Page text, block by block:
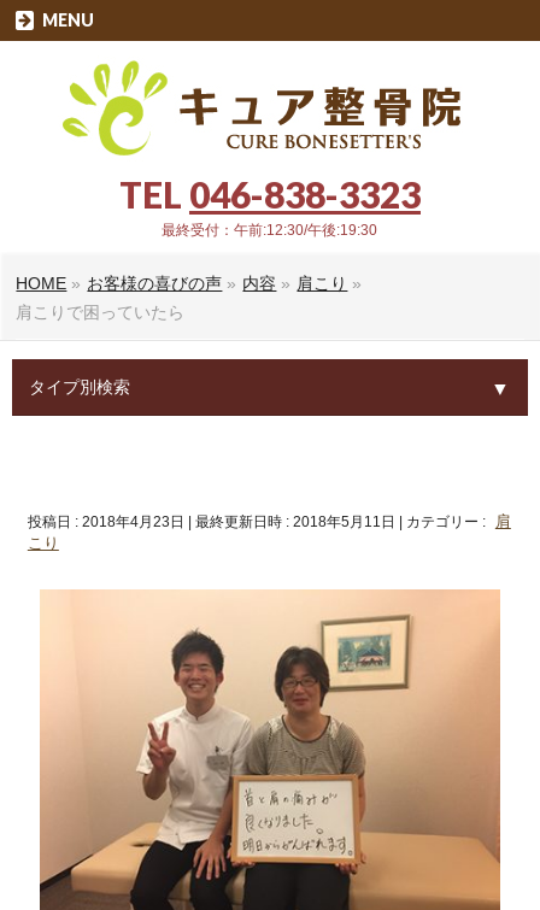
TEL 046-838-3323
最終受付：午前:12:30/午後:19:30
MENU
HOME » お客様の喜びの声 » 内容 » 肩こり »
肩こりで困っていたら
タイプ別検索 ▼
投稿日 : 2018年4月23日
最終更新日時 : 2018年5月11日 カテゴリー :
肩
こり